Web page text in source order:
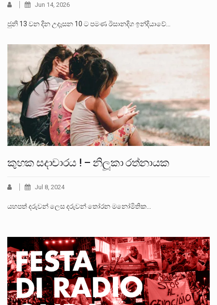
Jun 14, 2026
ජුනි 13 වන දින උදෑසන 10 ට පමණ ඊසානදිග ඉන්දියාවේ…
කුහක සදාචාරය ! – නිලූකා රත්නායක
Jul 8, 2024
යහපත් දරුවන් ලෙස දරුවන් තෝරන මනෝමිතික…